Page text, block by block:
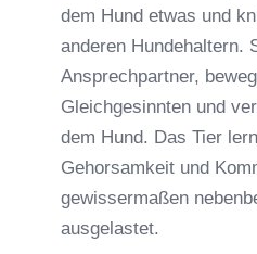
dem Hund etwas und
anderen Hundehaltern.
Ansprechpartner,
Gleichgesinnten und
dem Hund. Das Tier
Gehorsamkeit und
gewissermaßen
ausgelastet.